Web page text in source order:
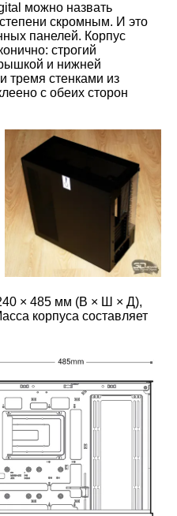
можно назвать
скромным. И это
панелей. Корпус
строгий
и нижней
тремя стенками из
с обеих сторон
× 485 мм (В × Ш × Д),
корпуса составляет